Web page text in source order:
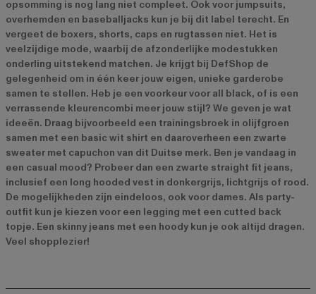
opsomming is nog lang niet compleet. Ook voor jumpsuits,
overhemden en baseballjacks kun je bij dit label terecht. En
vergeet de boxers, shorts, caps en rugtassen niet. Het is
veelzijdige mode, waarbij de afzonderlijke modestukken
onderling uitstekend matchen. Je krijgt bij DefShop de
gelegenheid om in één keer jouw eigen, unieke garderobe
samen te stellen. Heb je een voorkeur voor all black, of is een
verrassende kleurencombi meer jouw stijl? We geven je wat
ideeën. Draag bijvoorbeeld een trainingsbroek in olijfgroen
samen met een basic wit shirt en daaroverheen een zwarte
sweater met capuchon van dit Duitse merk. Ben je vandaag in
een casual mood? Probeer dan een zwarte straight fit jeans,
inclusief een long hooded vest in donkergrijs, lichtgrijs of rood.
De mogelijkheden zijn eindeloos, ook voor dames. Als party-
outfit kun je kiezen voor een legging met een cutted back
topje. Een skinny jeans met een hoody kun je ook altijd dragen.
Veel shopplezier!